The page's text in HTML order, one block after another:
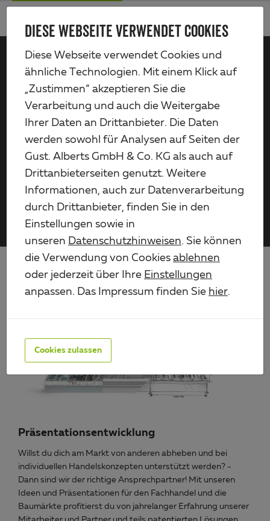
DIESE WEBSEITE VERWENDET COOKIES
Diese Webseite verwendet Cookies und
ähnliche Technologien. Mit einem Klick auf
„Zustimmen“ akzeptieren Sie die
Verarbeitung und auch die Weitergabe
Ihrer Daten an Drittanbieter. Die Daten
werden sowohl für Analysen auf Seiten der
Gust. Alberts GmbH & Co. KG als auch auf
Drittanbieterseiten genutzt. Weitere
Informationen, auch zur Datenverarbeitung
durch Drittanbieter, finden Sie in den
Einstellungen sowie in
unseren Datenschutzhinweisen. Sie können
die Verwendung von Cookies ablehnen
oder jederzeit über Ihre Einstellungen
anpassen. Das Impressum finden Sie hier.
Cookies zulassen
Zum
InhaltAlberts
Lösungen für
HÄNDLER
Wir liefern nicht nur an den Handel, wir entwickeln
auch zusammen Lösungen für optimale
Produktpräsentationen und kundenorientierten
Service.
Präsentationsentwicklung
Willst du dich am Markt von anderen abheben und bei
individuellen Handelskonzepten unterstützt werden? -
Dann sind wir der richtige Ansprechpartner! Mit unseren
Ideen und Präsentationen für den Fachhandel und die
Baumärkte profitierst du von jahrelanger Erfahrung unserer